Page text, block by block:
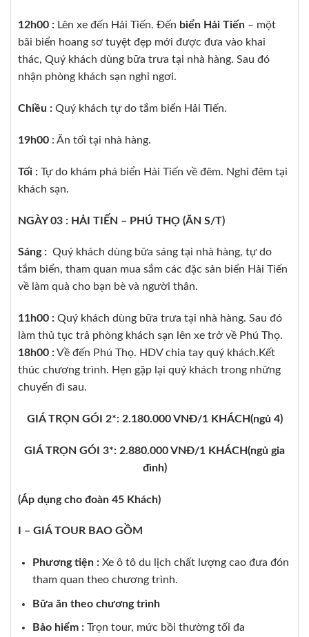
12h00 : Lên xe đến Hải Tiến. Đến biển Hải Tiến – một
bãi biển hoang sơ tuyệt đẹp mới được đưa vào khai
thác, Quý khách dùng bữa trưa tại nhà hàng. Sau đó
nhận phòng khách sạn nghỉ ngơi.
Chiều : Quý khách tự do tắm biển Hải Tiến.
19h00 : Ăn tối tại nhà hàng.
Tối : Tự do khám phá biển Hải Tiến về đêm. Nghỉ đêm tại
khách sạn.
NGÀY 03 : HẢI TIẾN – PHÚ THỌ (ĂN S/T)
Sáng : Quý khách dùng bữa sáng tại nhà hàng, tự do
tắm biển, tham quan mua sắm các đặc sản biển Hải Tiến
về làm quà cho bạn bè và người thân.
11h00 : Quý khách dùng bữa trưa tại nhà hàng. Sau đó
làm thủ tục trả phòng khách sạn lên xe trở về Phú Thọ.
18h00 :Về đến Phú Thọ. HDV chia tay quý khách.Kết
thúc chương trình. Hẹn gặp lại quý khách trong những
chuyến đi sau.
GIÁ TRỌN GÓI 2*: 2.180.000 VNĐ/1 KHÁCH(ngủ 4)
GIÁ TRỌN GÓI 3*: 2.880.000 VNĐ/1 KHÁCH(ngủ gia
đình)
(Áp dụng cho đoàn 45 Khách)
I – GIÁ TOUR BAO GỒM
Phương tiện :Xe ô tô du lịch chất lượng cao đưa đón
tham quan theo chương trình.
Bữa ăn theo chương trình
Bảo hiểm :Trọn tour, mức bồi thường tối đa